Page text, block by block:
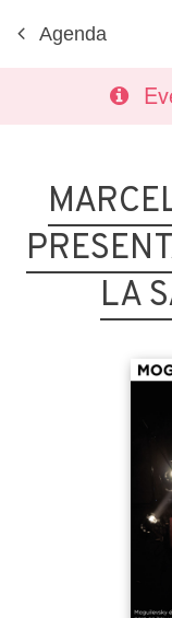
Agenda
LA